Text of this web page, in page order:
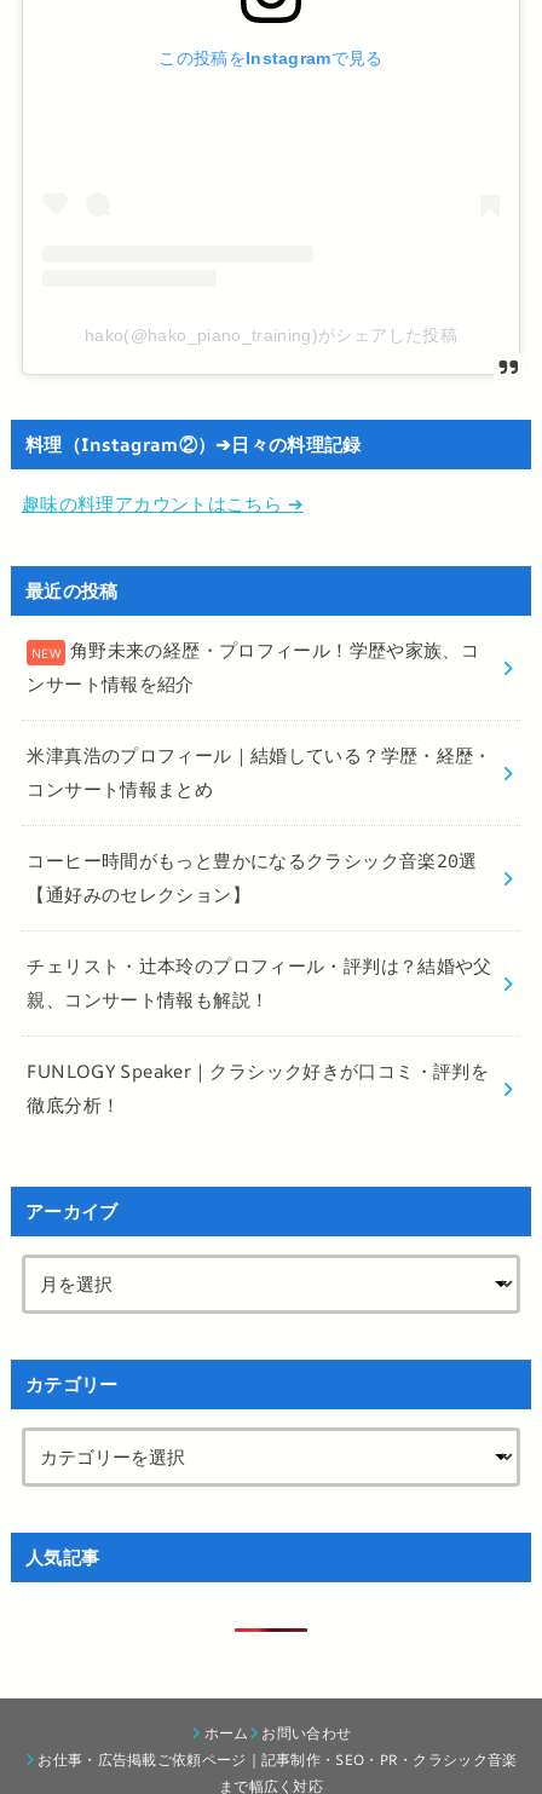
この投稿をInstagramで見る
hako(@hako_piano_training)がシェアした投稿
料理（Instagram②）➔日々の料理記録
趣味の料理アカウントはこちら ➔
最近の投稿
角野未来の経歴・プロフィール！学歴や家族、コ
ンサート情報を紹介
米津真浩のプロフィール｜結婚している？学歴・経歴・
コンサート情報まとめ
コーヒー時間がもっと豊かになるクラシック音楽20選
【通好みのセレクション】
チェリスト・辻本玲のプロフィール・評判は？結婚や父
親、コンサート情報も解説！
FUNLOGY Speaker｜クラシック好きが口コミ・評判を
徹底分析！
アーカイブ
カテゴリー
人気記事
ホーム
お問い合わせ
お仕事・広告掲載ご依頼ページ｜記事制作・SEO・PR・クラシック音楽
まで幅広く対応